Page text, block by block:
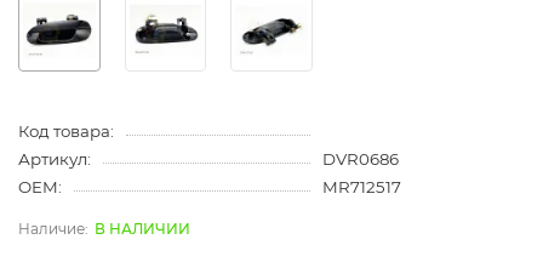
Код товара:
Артикул:
DVR0686
OEM:
MR712517
В НАЛИЧИИ